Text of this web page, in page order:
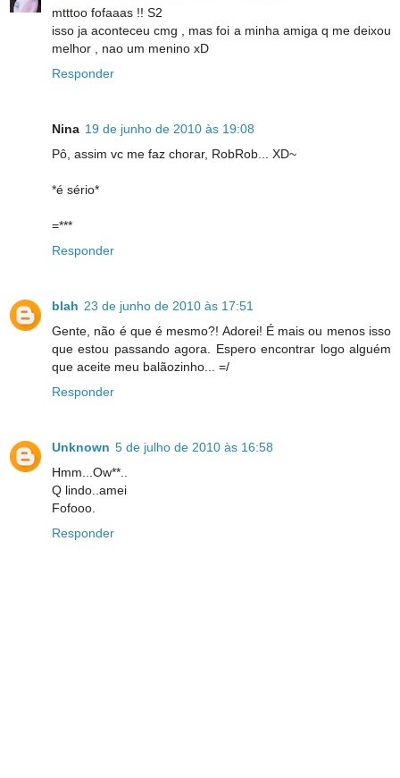
mtttoo fofaaas !! S2
isso ja aconteceu cmg , mas foi a minha amiga q me deixou
melhor , nao um menino xD
Responder
Nina 19 de junho de 2010 às 19:08
Pô, assim vc me faz chorar, RobRob... XD~
*é sério*
=***
Responder
blah 23 de junho de 2010 às 17:51
Gente, não é que é mesmo?! Adorei! É mais ou menos isso
que estou passando agora. Espero encontrar logo alguém
que aceite meu balãozinho... =/
Responder
Unknown 5 de julho de 2010 às 16:58
Hmm...Ow**..
Q lindo..amei
Fofooo.
Responder